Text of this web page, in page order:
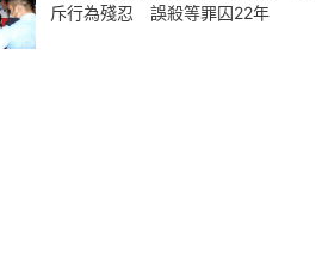
斥行為殘忍 誤殺等罪囚22年